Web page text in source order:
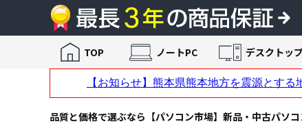
品質と価格で選ぶなら【パソコン市場】新品・中古パソコ
TOP ノートPC デスクトッ